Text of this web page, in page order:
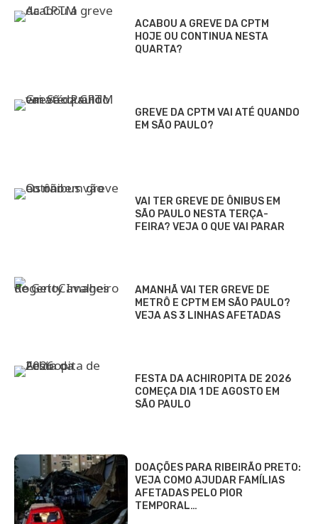
ACABOU A GREVE DA CPTM
HOJE OU CONTINUA NESTA
QUARTA?
GREVE DA CPTM VAI ATÉ QUANDO
EM SÃO PAULO?
VAI TER GREVE DE ÔNIBUS EM
SÃO PAULO NESTA TERÇA-
FEIRA? VEJA O QUE VAI PARAR
AMANHÃ VAI TER GREVE DE
METRÔ E CPTM EM SÃO PAULO?
VEJA AS 3 LINHAS AFETADAS
FESTA DA ACHIROPITA DE 2026
COMEÇA DIA 1 DE AGOSTO EM
SÃO PAULO
DOAÇÕES PARA RIBEIRÃO PRETO:
VEJA COMO AJUDAR FAMÍLIAS
AFETADAS PELO PIOR
TEMPORAL…